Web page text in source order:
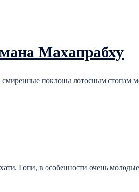
Махапрабху
поклоны лотосным стопам
Гопи, в особенности очень